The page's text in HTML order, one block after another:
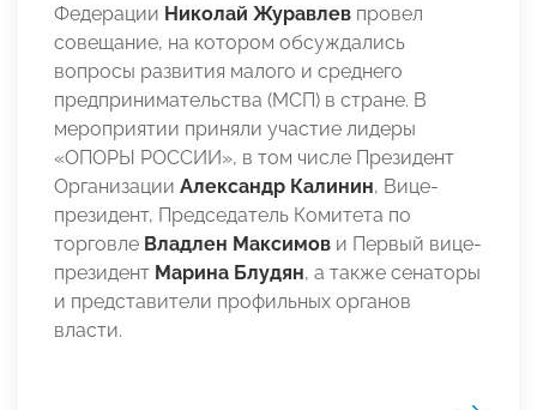
Федерации Николай Журавлев провел
совещание, на котором обсуждались
вопросы развития малого и среднего
предпринимательства (МСП) в стране. В
мероприятии приняли участие лидеры
«ОПОРЫ РОССИИ», в том числе Президент
Организации Александр Калинин, Вице-
президент, Председатель Комитета по
торговле Владлен Максимов и Первый вице-
президент Марина Блудян, а также сенаторы
и представители профильных органов
власти.